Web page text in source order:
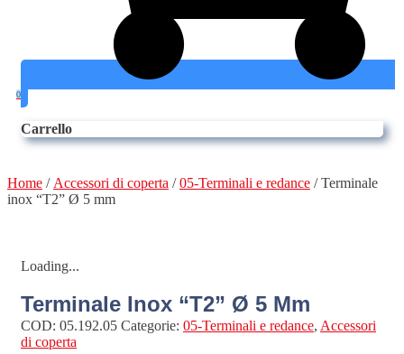
0
Carrello
Home / Accessori di coperta /05-Terminali e redance / Terminale
inox “T2” Ø 5 mm
Loading...
Terminale Inox “T2” Ø 5 Mm
COD: 05.192.05 Categorie: 05-Terminali e redance, Accessori
di coperta